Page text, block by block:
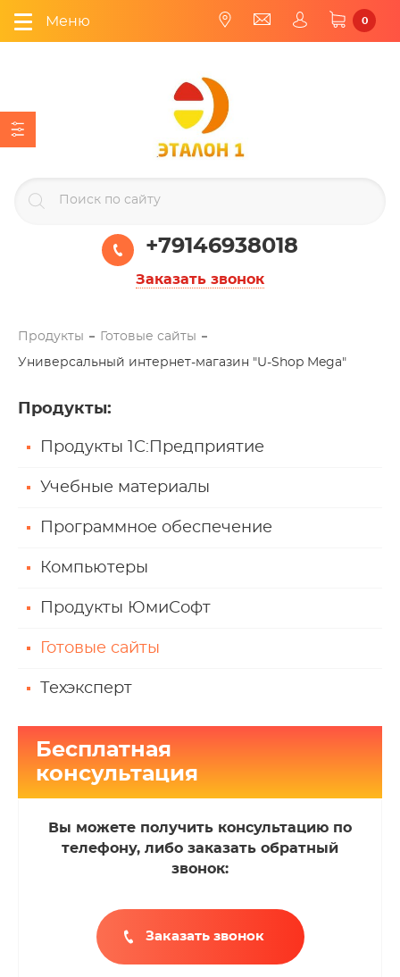
Меню 0
+79146938018
Заказать звонок
Продукты Готовые сайты
Универсальный интернет-магазин "U-Shop Mega"
Продукты:
Продукты 1С:Предприятие
Учебные материалы
Программное обеспечение
Компьютеры
Продукты ЮмиСофт
Готовые сайты
Техэксперт
Бесплатная
консультация
Вы можете получить консультацию по
телефону, либо заказать обратный
звонок:
Заказать звонок